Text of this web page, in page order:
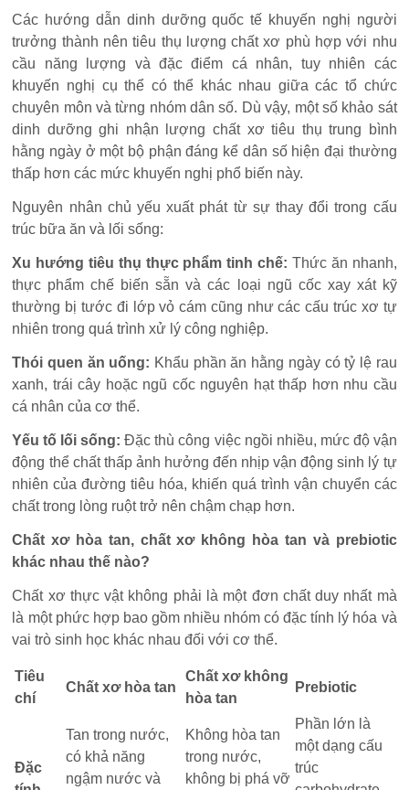
Các hướng dẫn dinh dưỡng quốc tế khuyến nghị người
trưởng thành nên tiêu thụ lượng chất xơ phù hợp với nhu
cầu năng lượng và đặc điểm cá nhân, tuy nhiên các
khuyến nghị cụ thể có thể khác nhau giữa các tổ chức
chuyên môn và từng nhóm dân số. Dù vậy, một số khảo sát
dinh dưỡng ghi nhận lượng chất xơ tiêu thụ trung bình
hằng ngày ở một bộ phận đáng kể dân số hiện đại thường
thấp hơn các mức khuyến nghị phổ biến này.
Nguyên nhân chủ yếu xuất phát từ sự thay đổi trong cấu
trúc bữa ăn và lối sống:
Xu hướng tiêu thụ thực phẩm tinh chế: Thức ăn nhanh,
thực phẩm chế biến sẵn và các loại ngũ cốc xay xát kỹ
thường bị tước đi lớp vỏ cám cũng như các cấu trúc xơ tự
nhiên trong quá trình xử lý công nghiệp.
Thói quen ăn uống: Khẩu phần ăn hằng ngày có tỷ lệ rau
xanh, trái cây hoặc ngũ cốc nguyên hạt thấp hơn nhu cầu
cá nhân của cơ thể.
Yếu tố lối sống: Đặc thù công việc ngồi nhiều, mức độ vận
động thể chất thấp ảnh hưởng đến nhịp vận động sinh lý tự
nhiên của đường tiêu hóa, khiến quá trình vận chuyển các
chất trong lòng ruột trở nên chậm chạp hơn.
Chất xơ hòa tan, chất xơ không hòa tan và prebiotic
khác nhau thế nào?
Chất xơ thực vật không phải là một đơn chất duy nhất mà
là một phức hợp bao gồm nhiều nhóm có đặc tính lý hóa và
vai trò sinh học khác nhau đối với cơ thể.
Tiêu
chí
Chất xơ hòa tan
Chất xơ không
hòa tan
Prebiotic
Đặc
Tan trong nước,
có khả năng
ngậm nước và
Không hòa tan
trong nước,
không bị phá vỡ
Phần lớn là
một dạng cấu
trúc